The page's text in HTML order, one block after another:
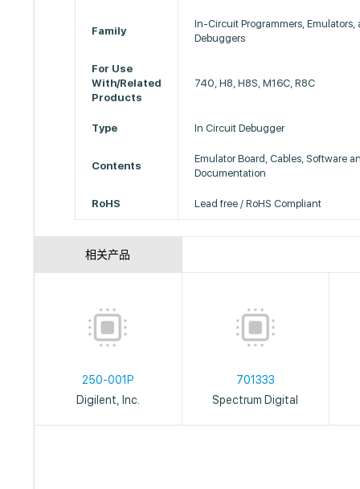
Family
In-Circuit Programmers, Emulators,
Debuggers
For Use
With/Related
Products
740, H8, H8S, M16C, R8C
Type In Circuit Debugger
Contents
Emulator Board, Cables, Software
Documentation
RoHS Lead free / RoHS Compliant
相关产品
250-001P
Digilent, Inc.
701333
Spectrum Digital